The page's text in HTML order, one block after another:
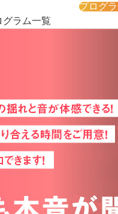
プログ
グラム一覧